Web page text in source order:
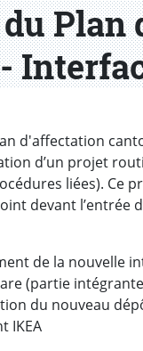
Plan
d'affectation
d’un projet
liées). Ce
devant l’entrée
de la nouvelle
(partie
du nouveau
IKEA